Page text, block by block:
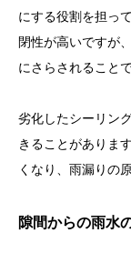
にする役割を担っ
閉性が高いですが
にさらされること
劣化したシーリン
きることがありま
くなり、雨漏りの
隙間からの雨水